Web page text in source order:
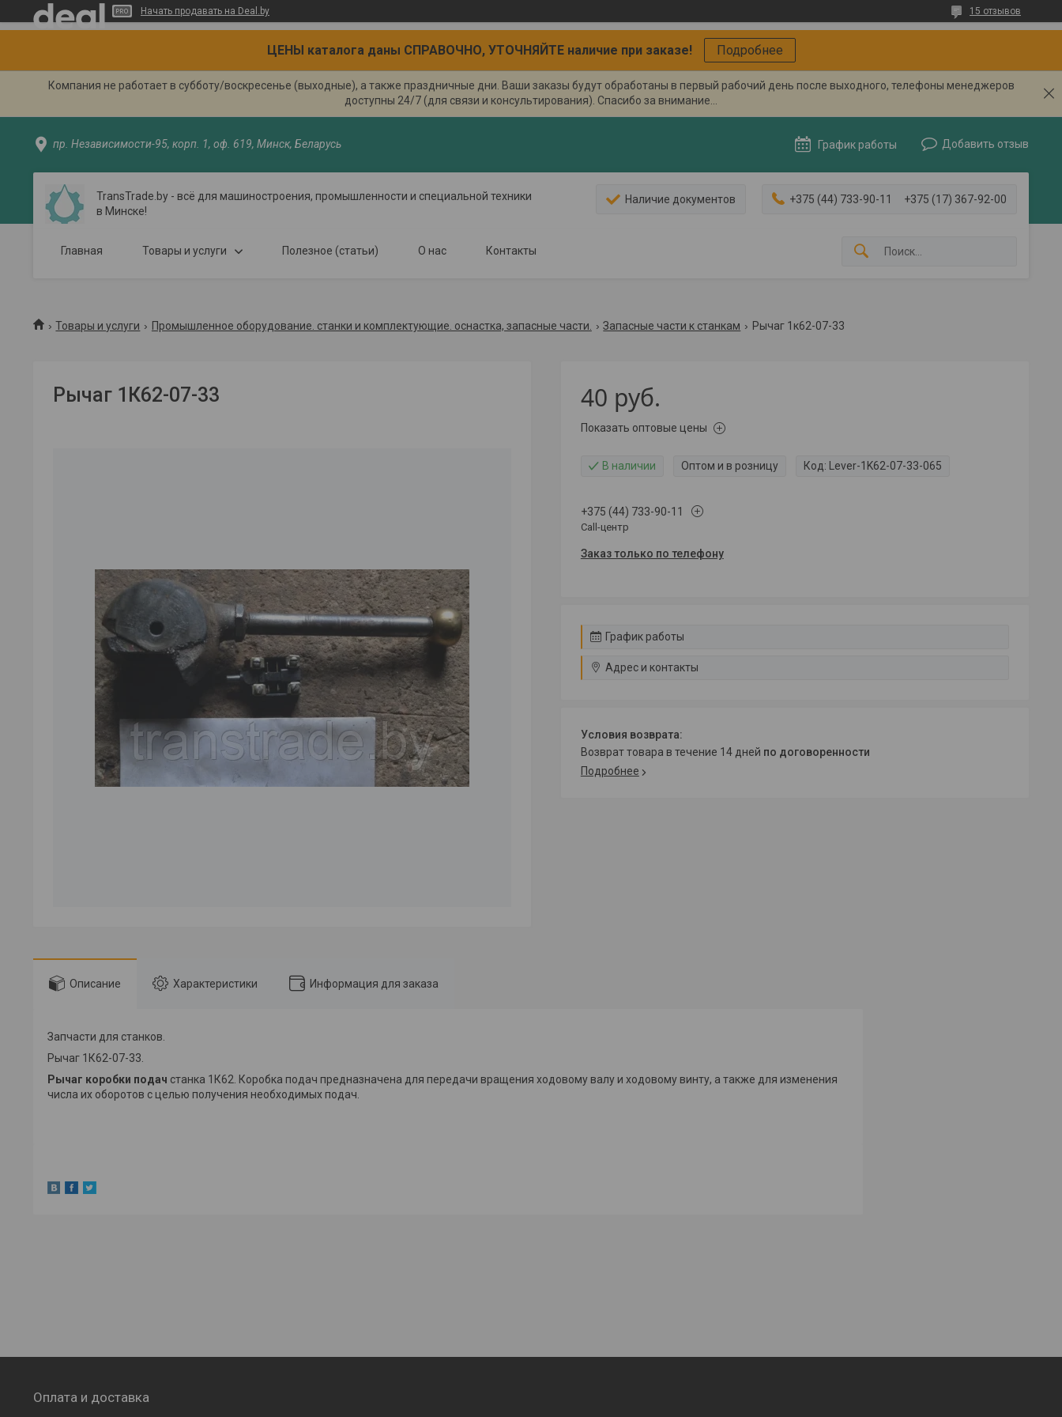
Начать продавать на Deal.by 15 отзывов
ЦЕНЫ каталога даны СПРАВОЧНО, УТОЧНЯЙТЕ наличие при заказе! Подробнее
Компания не работает в субботу/воскресенье (выходные), а также праздничные дни. Ваши заказы будут обработаны в первый рабочий день после выходного, телефоны менеджеров
доступны 24/7 (для связи и консультирования). Спасибо за внимание...
пр. Независимости-95, корп. 1, оф. 619, Минск, Беларусь График работы Добавить отзыв
TransTrade.by - всё для машиностроения, промышленности и специальной техники
в Минске!
Наличие документов +375 (44) 733-90-11 +375 (17) 367-92-00
Главная Товары и услуги Полезное (статьи) О нас Контакты
Товары и услуги Промышленное оборудование. станки и комплектующие. оснастка, запасные части. Запасные части к станкам Рычаг 1к62-07-33
Рычаг 1К62-07-33 40 руб.
Показать оптовые цены
В наличии Оптом и в розницу Код: Lever-1K62-07-33-065
+375 (44) 733-90-11
Call-центр
Заказ только по телефону
График работы
Адрес и контакты
возврат товара в течение 14 дней по договоренности
Подробнее
Описание Характеристики Информация для заказа
Запчасти для станков.
Рычаг 1К62-07-33.
Рычаг коробки подач станка 1К62. Коробка подач предназначена для передачи вращения ходовому валу и ходовому винту, а также для изменения
числа их оборотов с целью получения необходимых подач.
Оплата и доставка